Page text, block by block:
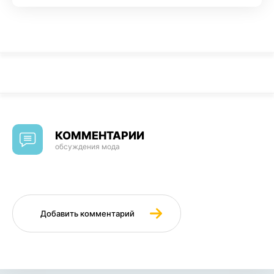
КОММЕНТАРИИ
обсуждения мода
Добавить комментарий